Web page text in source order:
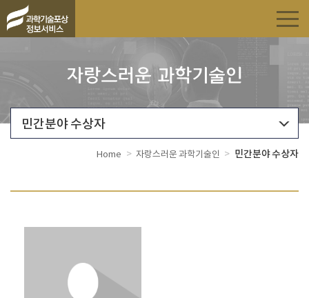
자랑스러운 과학기술인
민간분야 수상자
Home > 자랑스러운 과학기술인 > 민간분야 수상자